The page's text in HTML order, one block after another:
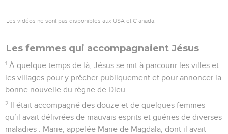
Les vidéos ne sont pas disponibles aux USA et C anada.
Les femmes qui accompagnaient Jésus
1 À quelque temps de là, Jésus se mit à parcourir les villes et
les villages pour y prêcher publiquement et pour annoncer la
bonne nouvelle du règne de Dieu.
2 Il était accompagné des douze et de quelques femmes
qu’il avait délivrées de mauvais esprits et guéries de diverses
maladies : Marie, appelée Marie de Magdala, dont il avait